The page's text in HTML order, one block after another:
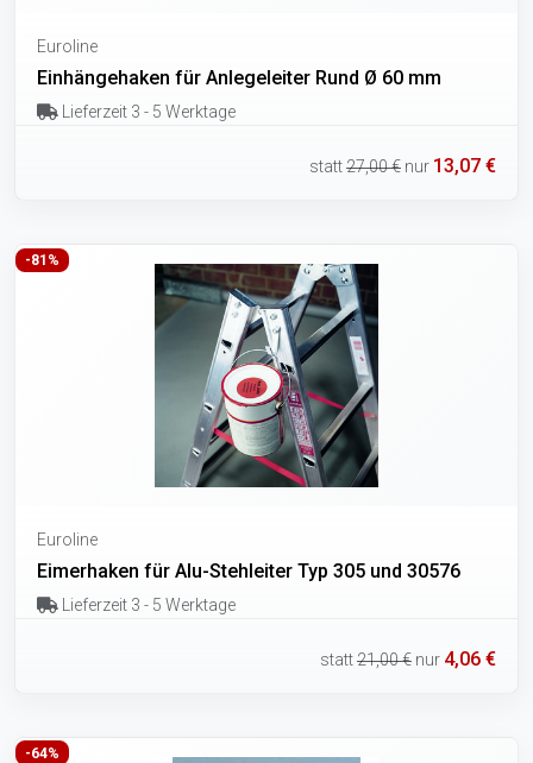
Euroline
Einhängehaken für Anlegeleiter Rund Ø 60 mm
Lieferzeit 3 - 5 Werktage
statt27,00 € nur 13,07 €
-81%
Euroline
Eimerhaken für Alu-Stehleiter Typ 305 und 30576
Lieferzeit 3 - 5 Werktage
statt21,00 € nur 4,06 €
-64%